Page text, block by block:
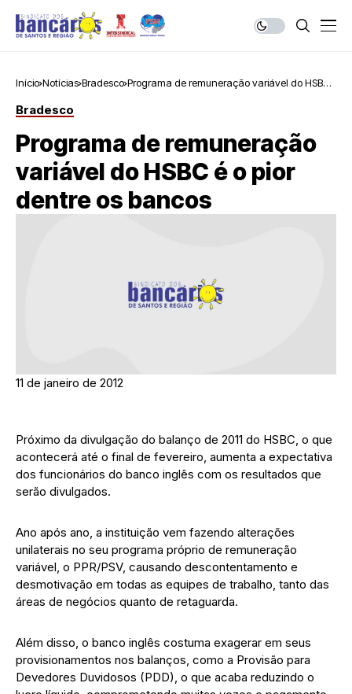
Início Notícias Bradesco Programa de remuneração variável do HSBC
Bradesco
Programa de remuneração
variável do HSBC é o pior
dentre os bancos
11 de janeiro de 2012
Próximo da divulgação do balanço de 2011 do HSBC, o que
acontecerá até o final de fevereiro, aumenta a expectativa
dos funcionários do banco inglês com os resultados que
serão divulgados.
Ano após ano, a instituição vem fazendo alterações
unilaterais no seu programa próprio de remuneração
variável, o PPR/PSV, causando descontentamento e
desmotivação em todas as equipes de trabalho, tanto das
áreas de negócios quanto de retaguarda.
Além disso, o banco inglês costuma exagerar em seus
provisionamentos nos balanços, como a Provisão para
Devedores Duvidosos (PDD), o que acaba reduzindo o